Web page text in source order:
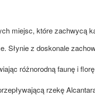
miejsc, które zachwycą
z doskonale
różnorodną faunę i
rzekę